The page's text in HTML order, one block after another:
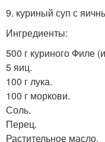
9. куриный суп с
Ингредиенты:
500 г куриного Филе
5 яиц.
100 г лука.
100 г моркови.
Соль.
Перец.
Растительное масло.